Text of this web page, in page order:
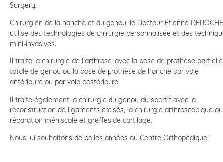
Surgery.
Chirurgien de la hanche et du genou, le Docteur Étienne DEROCHE
utilise des technologies de chirurgie personnalisée et des
mini-invasives.
Il traite la chirurgie de l’arthrose, avec la pose de prothèse
totale de genou ou la pose de prothèse de hanche par voie
antérieure ou par voie postérieure.
Il traite également la chirurgie du genou du sportif avec la
reconstruction de ligaments croisés, la chirurgie arthroscopique
réparation méniscale et greffes de cartilage.
Nous lui souhaitons de belles années au Centre Orthopédique !